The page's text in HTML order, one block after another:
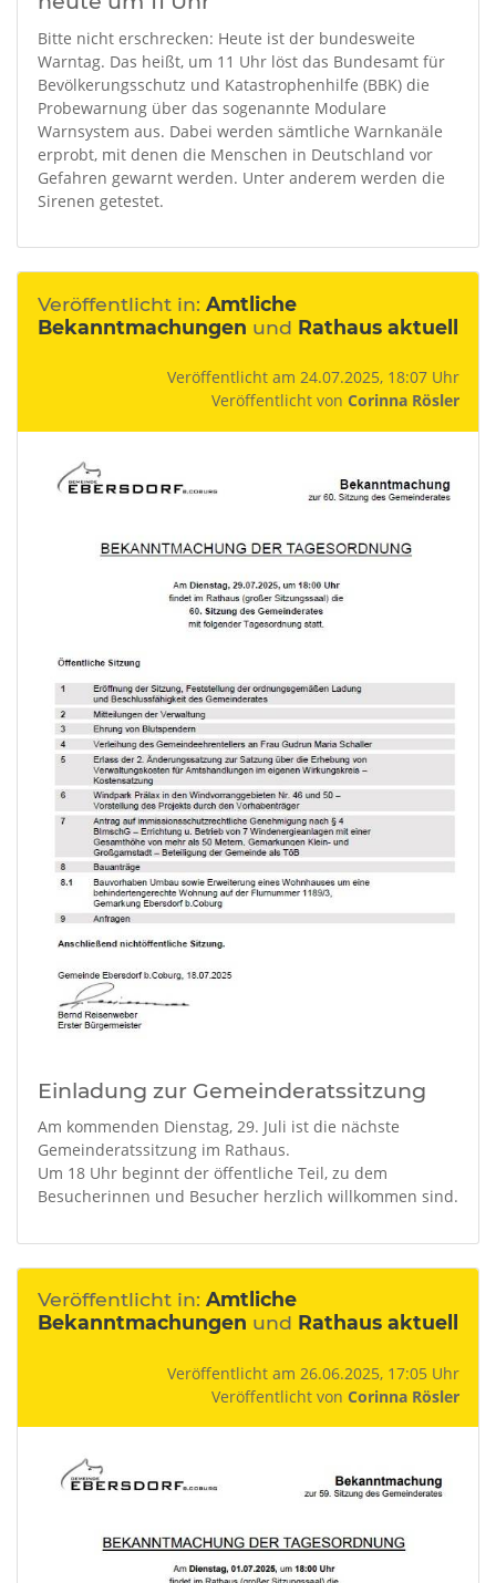
Bitte nicht erschrecken: Heute ist der bundesweite
Warntag. Das heißt, um 11 Uhr löst das Bundesamt für
Bevölkerungsschutz und Katastrophenhilfe (BBK) die
Probewarnung über das sogenannte Modulare
Warnsystem aus. Dabei werden sämtliche Warnkanäle
erprobt, mit denen die Menschen in Deutschland vor
Gefahren gewarnt werden. Unter anderem werden die
Sirenen getestet.
Veröffentlicht in: Amtliche
Bekanntmachungen und Rathaus aktuell
Veröffentlicht am 24.07.2025, 18:07 Uhr
Veröffentlicht von Corinna Rösler
Einladung zur Gemeinderatssitzung
Am kommenden Dienstag, 29. Juli ist die nächste
Gemeinderatssitzung im Rathaus.
Um 18 Uhr beginnt der öffentliche Teil, zu dem
Besucherinnen und Besucher herzlich willkommen sind.
Veröffentlicht in: Amtliche
Bekanntmachungen und Rathaus aktuell
Veröffentlicht am 26.06.2025, 17:05 Uhr
Veröffentlicht von Corinna Rösler